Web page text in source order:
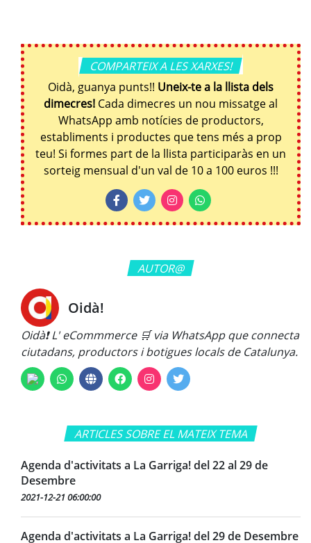
COMPARTEIX A LES XARXES!
Oidà, guanya punts!! Uneix-te a la llista dels
dimecres! Cada dimecres un nou missatge al
WhatsApp amb notícies de productors,
establiments i productes que tens més a prop
teu! Si formes part de la llista participaràs en un
sorteig mensual d'un val de 10 a 100 euros !!!
AUTOR@
Oidà!
Oidà❗ L' eCommmerce 🛒 via WhatsApp que connecta
ciutadans, productors i botigues locals de Catalunya.
ARTICLES SOBRE EL MATEIX TEMA
Agenda d'activitats a La Garriga! del 22 al 29 de
Desembre
2021-12-21 06:00:00
Agenda d'activitats a La Garriga! del 29 de Desembre